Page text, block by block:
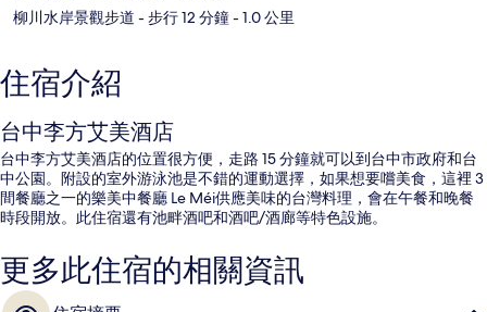
柳川水岸景觀步道 - 步行 12 分鐘- 1.0 公里
住宿介紹
台中李方艾美酒店
台中李方艾美酒店的位置很方便，走路 15 分鐘就可以到台中市政府和台
中公園。附設的室外游泳池是不錯的運動選擇，如果想要嚐美食，這裡 3
間餐廳之一的樂美中餐廳 Le Méi供應美味的台灣料理，會在午餐和晚餐
時段開放。此住宿還有池畔酒吧和酒吧/酒廊等特色設施。
更多此住宿的相關資訊